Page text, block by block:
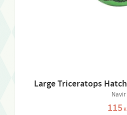
Large Triceratops
Navir
115